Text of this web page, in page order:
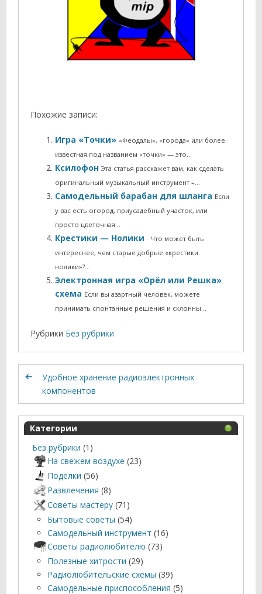
Похожие записи:
Игра «Точки» «Феодалы», «города» или более
известная под названием «точки» — это…
КсилофонЭта статья расскажет вам, как сделать
оригинальный музыкальный инструмент –…
Самодельный барабан для шланга Если
у вас есть огород, приусадебный участок, или
просто цветочная…
Крестики — Нолики
Что может быть
интереснее, чем старые добрые «крестики
нолики»?…
Электронная игра «Орёл или Решка»
схема Если вы азартный человек, можете
принимать спонтанные решения и склонны…
Рубрики Без рубрики
Удобное хранение радиоэлектронных
компонентов
Категории
Без рубрики (1)
На свежем воздухе (23)
Поделки (56)
Развлечения (8)
Советы мастеру (71)
Бытовые советы (54)
Самодельный инструмент (16)
Советы радиолюбителю (73)
Полезные хитрости (29)
Радиолюбительские схемы (39)
Самодельные приспособления (5)